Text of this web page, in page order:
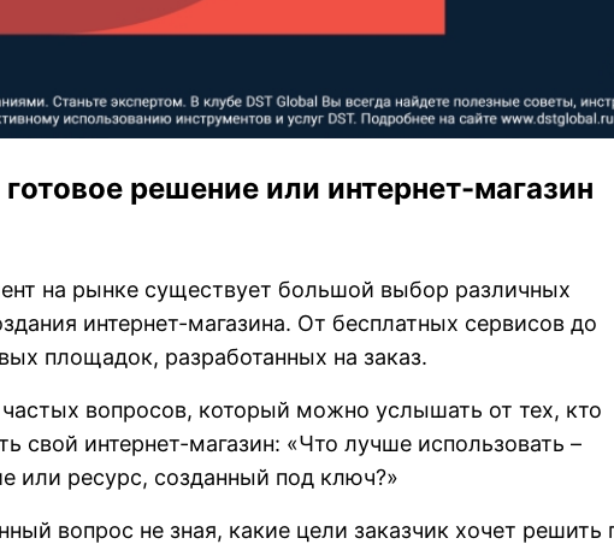
решение или интернет-магазин
на рынке существует большой выбор различных
интернет-магазина. От бесплатных сервисов до
площадок, разработанных на заказ.
вопросов, который можно услышать от тех, кто
свой интернет-магазин: «Что лучше использовать –
или ресурс, созданный под ключ?»
вопрос не зная, какие цели заказчик хочет решить